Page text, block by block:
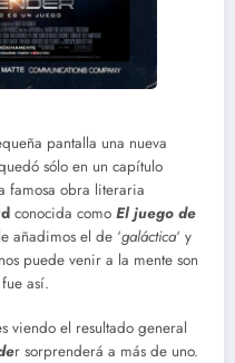
pantalla una nueva
sólo en un capítulo
famosa obra literaria
conocida comoEl juego de
añadimos el de ‘galáctica‘ y
puede venir a la mente son
así.
viendo el resultado general
r sorprenderá a más de uno.